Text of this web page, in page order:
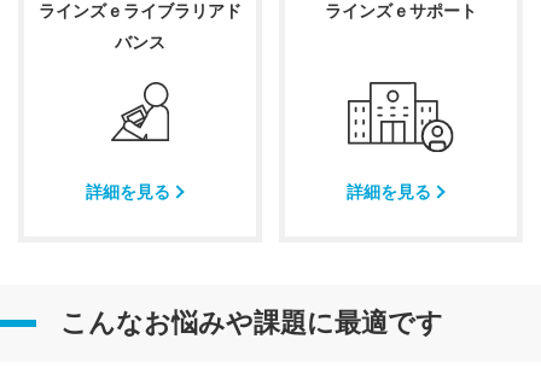
ラインズｅライブラリアド
バンス
詳細を見る
ラインズｅサポート
詳細を見る
こんなお悩みや課題に最適です